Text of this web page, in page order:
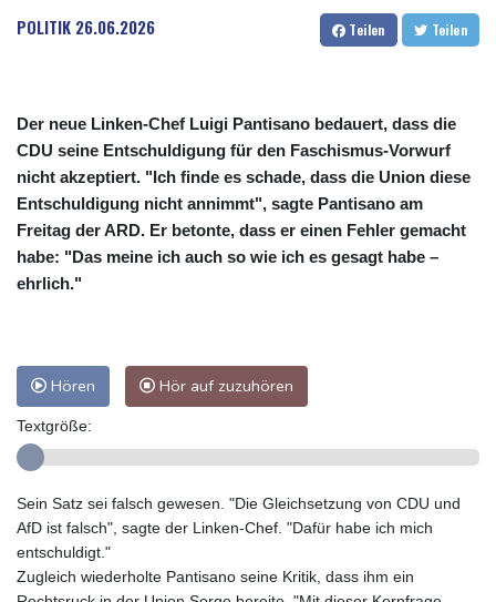
POLITIK 26.06.2026 Teilen Teilen
Der neue Linken-Chef Luigi Pantisano bedauert, dass die
CDU seine Entschuldigung für den Faschismus-Vorwurf
nicht akzeptiert. "Ich finde es schade, dass die Union diese
Entschuldigung nicht annimmt", sagte Pantisano am
Freitag der ARD. Er betonte, dass er einen Fehler gemacht
habe: "Das meine ich auch so wie ich es gesagt habe –
ehrlich."
Hören Hör auf zuzuhören
Textgröße:
Sein Satz sei falsch gewesen. "Die Gleichsetzung von CDU und
AfD ist falsch", sagte der Linken-Chef. "Dafür habe ich mich
entschuldigt."
Zugleich wiederholte Pantisano seine Kritik, dass ihm ein